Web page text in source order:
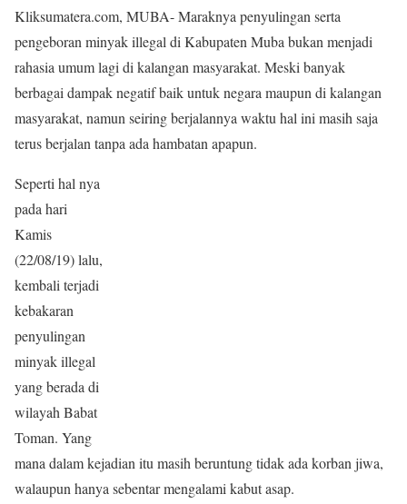
Kliksumatera.com, MUBA- Maraknya penyulingan serta
pengeboran minyak illegal di Kabupaten Muba bukan menjadi
rahasia umum lagi di kalangan masyarakat. Meski banyak
berbagai dampak negatif baik untuk negara maupun di kalangan
masyarakat, namun seiring berjalannya waktu hal ini masih saja
terus berjalan tanpa ada hambatan apapun.
Seperti hal nya
pada hari
Kamis
(22/08/19) lalu,
kembali terjadi
kebakaran
penyulingan
minyak illegal
yang berada di
wilayah Babat
Toman. Yang
mana dalam kejadian itu masih beruntung tidak ada korban jiwa,
walaupun hanya sebentar mengalami kabut asap.